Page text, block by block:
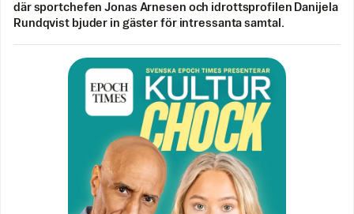
där sportchefen Jonas Arnesen och idrottsprofilen Danijela
Rundqvist bjuder in gäster för intressanta samtal.